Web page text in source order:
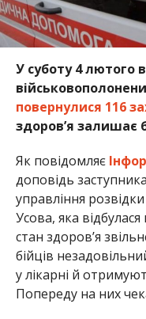
У суботу 4 лютого
повернулися 116
здоров’я залишає
Як повідомляє
доповідь
управління
Усова, яка відбулася
стан здоров’я
бійців
у лікарні й
Попереду на них